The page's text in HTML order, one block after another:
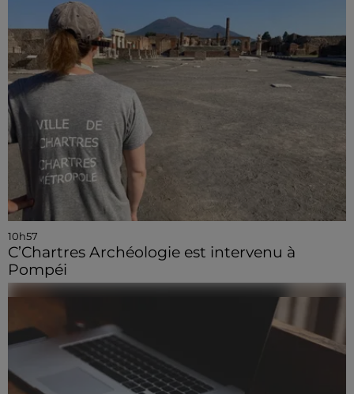
10h57
C’Chartres Archéologie est intervenu à
Pompéi